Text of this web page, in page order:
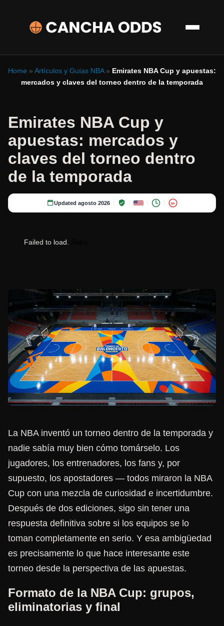
Home » Artículos y Guías NBA» Emirates NBA Cup y apuestas:
mercados y claves del torneo dentro de la temporada
Emirates NBA Cup y
apuestas: mercados y
claves del torneo dentro
de la temporada
Updated agosto 2026 18+
Failed to load.
La NBA inventó un torneo dentro de la temporada y
nadie sabía muy bien cómo tomárselo. Los
jugadores, los entrenadores, los fans y, por
supuesto, los apostadores — todos miraron la NBA
Cup con una mezcla de curiosidad e incertidumbre.
Después de dos ediciones, sigo sin tener una
respuesta definitiva sobre si los equipos se lo
toman completamente en serio. Y esa ambigüedad
es precisamente lo que hace interesante este
torneo desde la perspectiva de las apuestas.
Formato de la NBA Cup: grupos,
eliminatorias y final